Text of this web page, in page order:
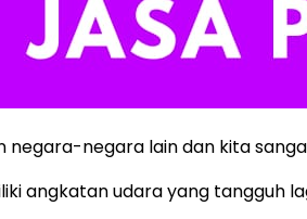
negara-negara lain dan kita
angkatan udara yang tangguh